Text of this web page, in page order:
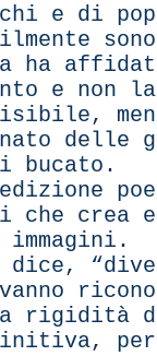
e di
ha
e non
delle
bucato.
che crea
immagini.
rigidità